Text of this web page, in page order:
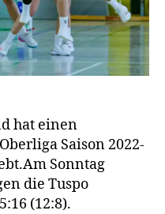
hat einen
Saison 2022-
Sonntag
die Tuspo
(12:8).